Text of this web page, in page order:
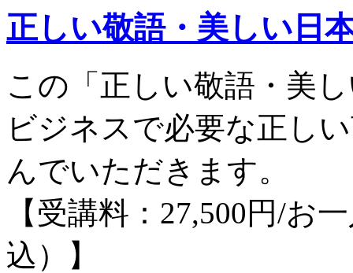
正しい敬語・美しい日
この「正しい敬語・美
ビジネスで必要な正し
んでいただきます。
【受講料：27,500円/
込）】